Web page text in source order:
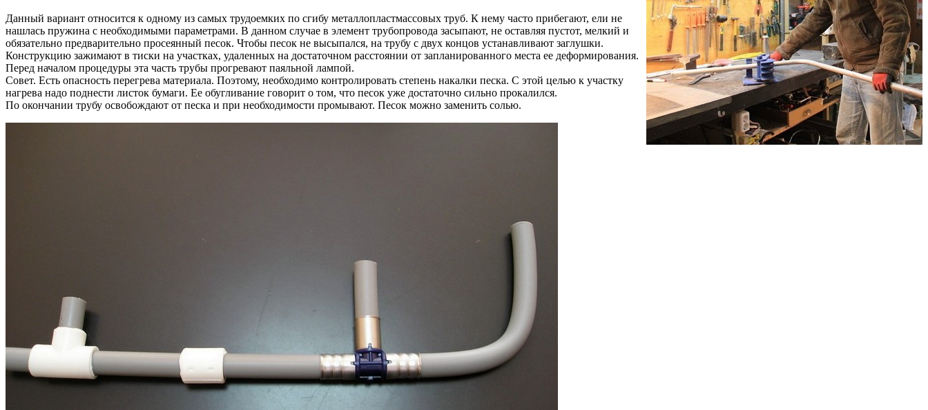
Данный вариант относится к одному из самых трудоемких по сгибу металлопластмассовых труб. К нему часто прибегают, ели не
нашлась пружина с необходимыми параметрами. В данном случае в элемент трубопровода засыпают, не оставляя пустот, мелкий и
обязательно предварительно просеянный песок. Чтобы песок не высыпался, на трубу с двух концов устанавливают заглушки.
Конструкцию зажимают в тиски на участках, удаленных на достаточном расстоянии от запланированного места ее деформирования.
Перед началом процедуры эта часть трубы прогревают паяльной лампой.
Совет. Есть опасность перегрева материала. Поэтому, необходимо контролировать степень накалки песка. С этой целью к участку
нагрева надо поднести листок бумаги. Ее обугливание говорит о том, что песок уже достаточно сильно прокалился.
По окончании трубу освобождают от песка и при необходимости промывают. Песок можно заменить солью.